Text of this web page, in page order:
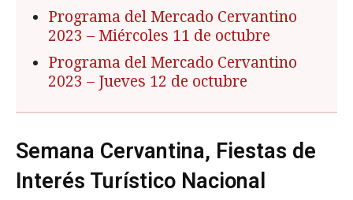
Programa del Mercado Cervantino
2023 – Miércoles 11 de octubre
Programa del Mercado Cervantino
2023 – Jueves 12 de octubre
Semana Cervantina, Fiestas de
Interés Turístico Nacional